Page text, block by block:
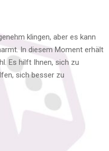
klingen, aber es kann
In diesem Moment erhält
Es hilft Ihnen, sich zu
sich besser zu